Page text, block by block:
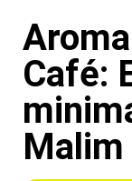
Café:
Malim